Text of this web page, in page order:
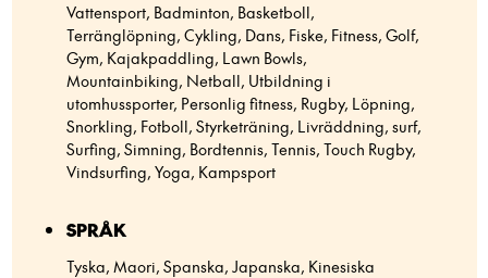
Vattensport, Badminton, Basketboll,
Terränglöpning, Cykling, Dans, Fiske, Fitness, Golf,
Gym, Kajakpaddling, Lawn Bowls,
Mountainbiking, Netball, Utbildning i
utomhussporter, Personlig fitness, Rugby, Löpning,
Snorkling, Fotboll, Styrketräning, Livräddning, surf,
Surfing, Simning, Bordtennis, Tennis, Touch Rugby,
Vindsurfing, Yoga, Kampsport
SPRÅK
Tyska, Maori, Spanska, Japanska, Kinesiska